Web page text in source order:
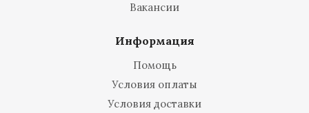
Вакансии
Информация
Помощь
Условия оплаты
Условия доставки